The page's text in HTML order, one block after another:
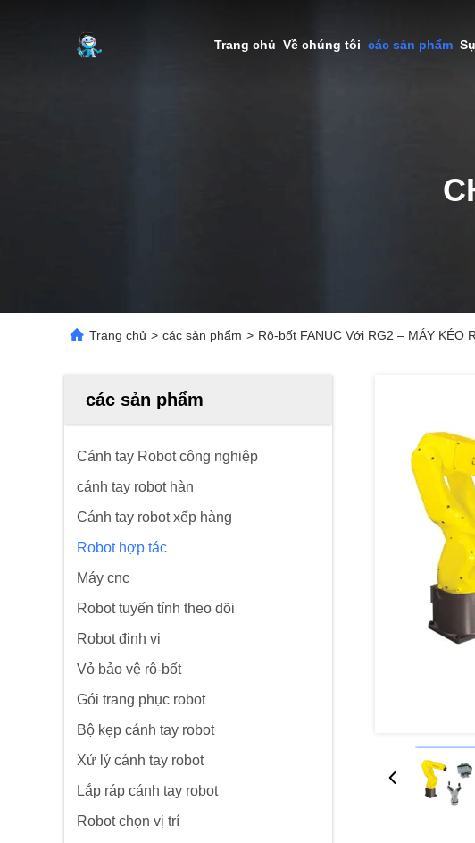
Trang chủ Về chúng tôi các sản phẩm
Trang chủ > các sản phẩm > Rô-bốt FANUC Với RG2 – MÁY KÉO
các sản phẩm
Cánh tay Robot công nghiệp
cánh tay robot hàn
Cánh tay robot xếp hàng
Robot hợp tác
Máy cnc
Robot tuyến tính theo dõi
Robot định vị
Vỏ bảo vệ rô-bốt
Gói trang phục robot
Bộ kẹp cánh tay robot
Xử lý cánh tay robot
Lắp ráp cánh tay robot
Robot chọn vị trí